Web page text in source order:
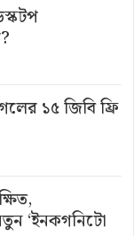
১৫ জিবি ফ্রি
‘ইনকগনিটো